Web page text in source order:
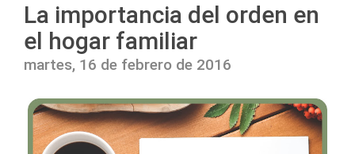
La importancia del orden en
el hogar familiar
martes, 16 de febrero de 2016